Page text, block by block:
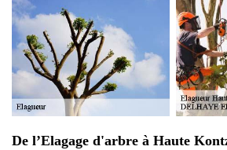
De l’Elagage d'arbre à Haute